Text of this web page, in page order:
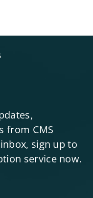
from CMS
sign up to
service now.